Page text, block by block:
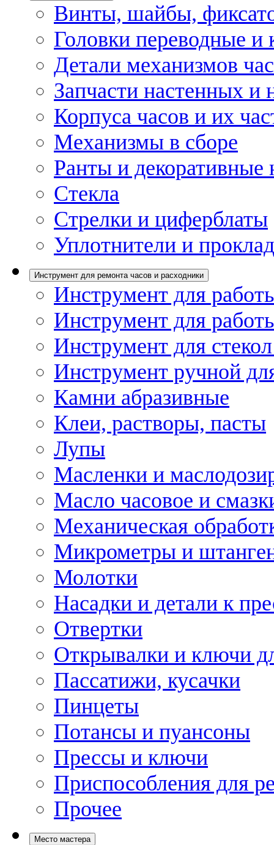
Винты, шайбы,
Головки переводные и
Детали механизмов
Запчасти настенных и
Корпуса часов и их
Механизмы в сборе
Ранты и декоративные
Стекла
Стрелки и циферблаты
Уплотнители и
Инструмент для ремонта часов и расходники
Инструмент для
Инструмент для
Инструмент для
Инструмент ручной
Камни абразивные
Клеи, растворы, пасты
Лупы
Масленки и
Масло часовое и
Механическая
Микрометры и
Молотки
Насадки и детали к
Отвертки
Открывалки и ключи
Пассатижи, кусачки
Пинцеты
Потансы и пуансоны
Прессы и ключи
Приспособления для
Прочее
Место мастера